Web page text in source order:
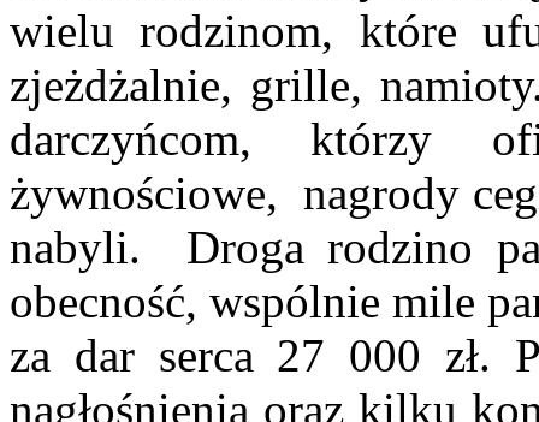
wielu rodzinom, które
zjeżdżalnie, grille,
darczyńcom, którzy
żywnościowe, nagrody
nabyli. Droga rodzino
obecność, wspólnie mile
za dar serca 27 000 zł.
nagłośnienia oraz kilku